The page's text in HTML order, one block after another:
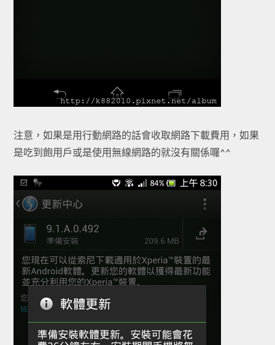
注意，如果是用行動網路的話會收取網路下載費用，如果
是吃到飽用戶或是使用無線網路的就沒有關係囉^^